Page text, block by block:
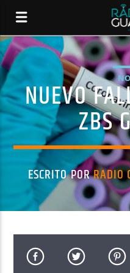
TÍTULO
ARTISTA
NUEVO
ZBS
ESCRITO PORRADIO